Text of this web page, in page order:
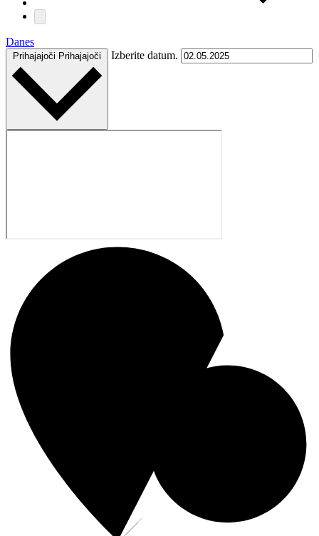
Danes
Prihajajoči Prihajajoči Izberite datum.